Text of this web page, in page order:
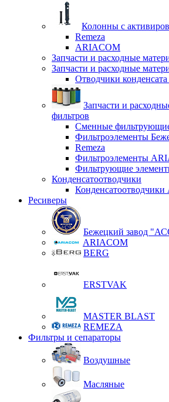
Колонны с
Remeza
ARIACOM
Запчасти и расходные
Запчасти и расходные
Отводчики
Запчасти и
фильтров
Сменные
Фильтроэлементы
Remeza
Фильтроэлементы
Фильтрующие
Конденсатоотводчики
Ресиверы
Бежецкий завод
ARIACOM
BERG
ERSTVAK
MASTER BLAST
REMEZA
Фильтры и сепараторы
Воздушные
Масляные